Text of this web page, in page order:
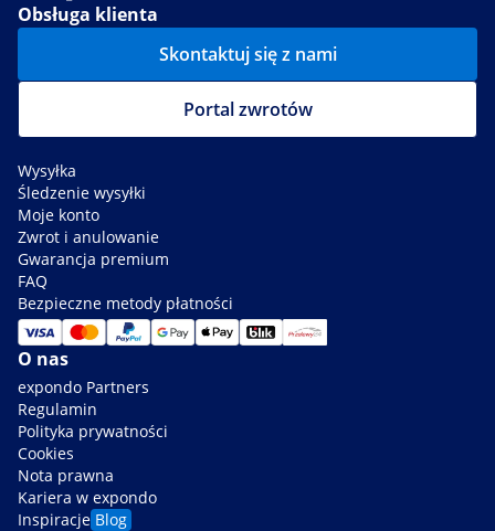
Obsługa klienta
Skontaktuj się z nami
Portal zwrotów
Wysyłka
Śledzenie wysyłki
Moje konto
Zwrot i anulowanie
Gwarancja premium
FAQ
Bezpieczne metody płatności
O nas
expondo Partners
Regulamin
Polityka prywatności
Cookies
Nota prawna
Kariera w expondo
Inspiracje Blog